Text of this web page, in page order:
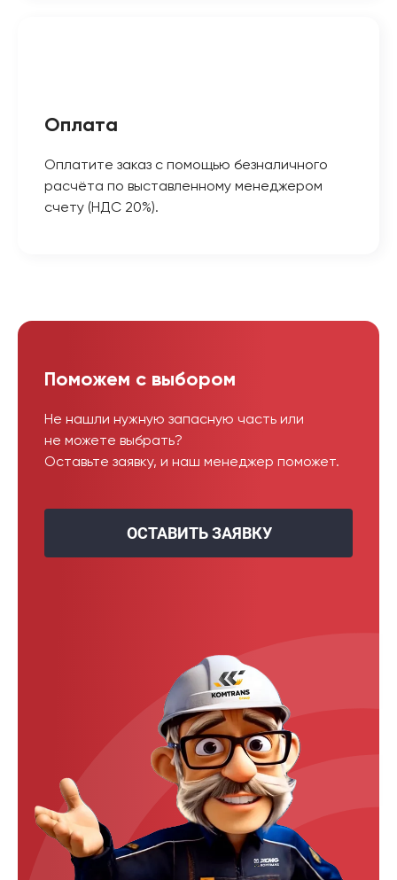
Оплата
Оплатите заказ с помощью безналичного
расчёта по выставленному менеджером
счету (НДС 20%).
Поможем с выбором
Не нашли нужную запасную часть или
не можете выбрать?
Оставьте заявку, и наш менеджер поможет.
ОСТАВИТЬ ЗАЯВКУ